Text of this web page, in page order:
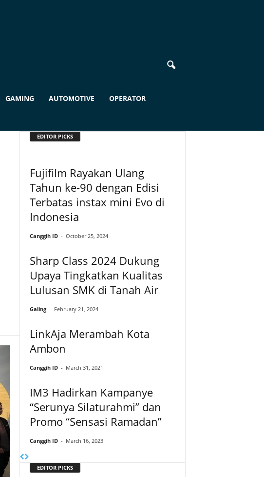
GAMING AUTOMOTIVE OPERATOR
EDITOR PICKS
Fujifilm Rayakan Ulang
Tahun ke-90 dengan Edisi
Terbatas instax mini Evo di
Indonesia
Canggih ID - October 25, 2024
Sharp Class 2024 Dukung
Upaya Tingkatkan Kualitas
Lulusan SMK di Tanah Air
Galing - February 21, 2024
LinkAja Merambah Kota
Ambon
Canggih ID - March 31, 2021
IM3 Hadirkan Kampanye
“Serunya Silaturahmi” dan
Promo “Sensasi Ramadan”
Canggih ID - March 16, 2023
EDITOR PICKS